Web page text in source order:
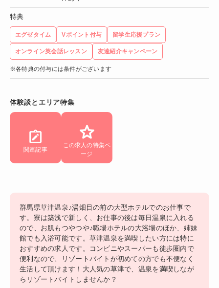
特典
エグゼタイム Vポイント付与 留学生応援プラン
オンライン英会話レッスン 友達紹介キャンペーン
※各特典の付与には条件がございます
体験談とエリア特集
関連記事
この求人の特集ペ
ージ
群馬県草津温泉♪湯畑目の前の大型ホテルでのお仕事で
す。寮は築浅で新しく、お仕事の後は毎日温泉に入れる
ので、お肌もつやつや♪職場ホテルの大浴場のほか、姉妹
館でも入浴可能です。草津温泉を満喫したい方には特に
おすすめの求人です。コンビニやスーパーも徒歩圏内で
便利なので、リゾートバイトが初めての方でも不便なく
生活して頂けます！大人気の草津で、温泉を満喫しなが
らリゾートバイトしませんか？